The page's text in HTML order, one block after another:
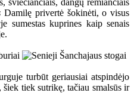
šviečiančiais, dangų remiančiais
Damilę privertė šokinėti, o visus
sumestas kuprines kaip senais
turbūt geriausiai atspindėjo
tiek sutrikę, tačiau smalsūs ir